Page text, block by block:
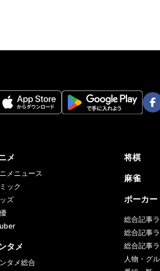
メ
メニュース
ック
ズ
タメ
タメ総合
将棋
麻雀
ポーカー
総合記事
総合記事
総合記事
人物・グ